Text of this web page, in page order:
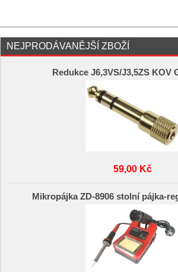
NEJPRODÁVANĚJŠÍ ZBOŽÍ
Redukce J6,3VS/J3,5ZS KOV
59,00 Kč
Mikropájka ZD-8906 stolní pájka-